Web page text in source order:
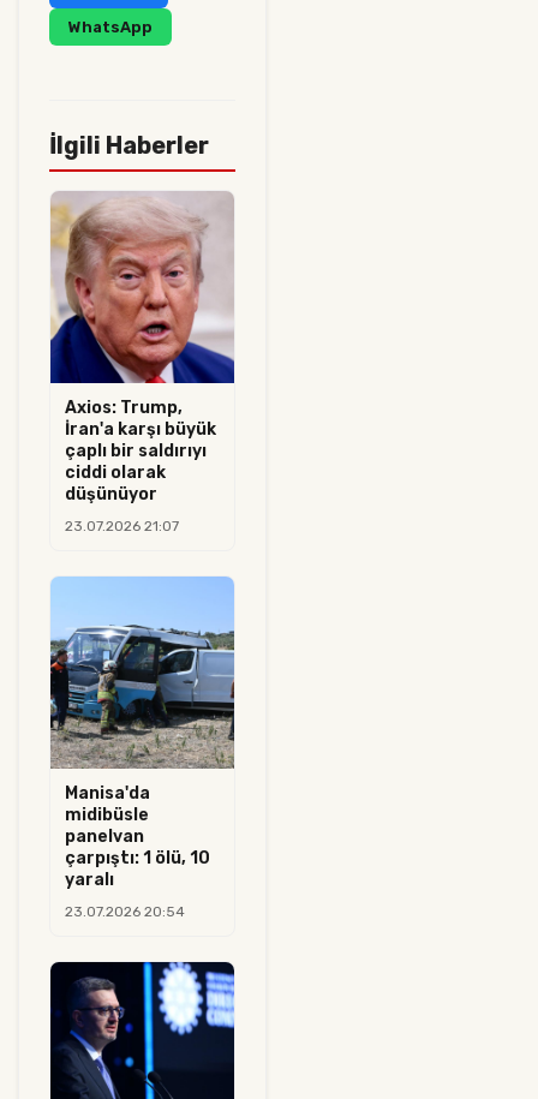
WhatsApp
İlgili Haberler
Axios: Trump,
İran'a karşı büyük
çaplı bir saldırıyı
ciddi olarak
düşünüyor
23.07.2026 21:07
Manisa'da
midibüsle
panelvan
çarpıştı: 1 ölü, 10
yaralı
23.07.2026 20:54